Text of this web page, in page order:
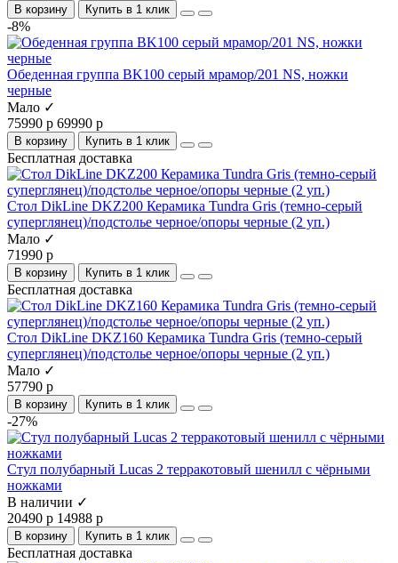
В корзину Купить в 1 клик
-8%
Обеденная группа BK100 серый мрамор/201 NS, ножки
черные
Мало ✓
75990 р 69990 р
В корзину Купить в 1 клик
Бесплатная доставка
Стол DikLine DKZ200 Керамика Tundra Gris (темно-серый
суперглянец)/подстолье черное/опоры черные (2 уп.)
Мало ✓
71990 р
В корзину Купить в 1 клик
Бесплатная доставка
Стол DikLine DKZ160 Керамика Tundra Gris (темно-серый
суперглянец)/подстолье черное/опоры черные (2 уп.)
Мало ✓
57790 р
В корзину Купить в 1 клик
-27%
Стул полубарный Lucas 2 терракотовый шенилл с чёрными
ножками
В наличии ✓
20490 р 14988 р
В корзину Купить в 1 клик
Бесплатная доставка